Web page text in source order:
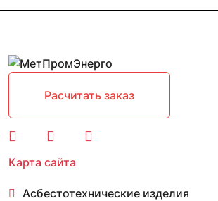
Расчитать заказ
Карта сайта
Асбестотехнические изделия